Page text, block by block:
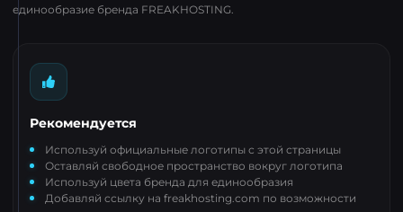
единообразие бренда FREAKHOSTING.
Рекомендуется
Используй официальные логотипы с этой страницы
Оставляй свободное пространство вокруг логотипа
Используй цвета бренда для единообразия
Добавляй ссылку на freakhosting.com по возможности